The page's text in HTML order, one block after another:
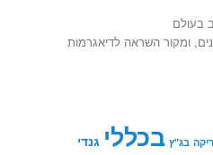
בעולם
ומקור השראה לדיאגרמות
בג"ץ בכללי גנדי